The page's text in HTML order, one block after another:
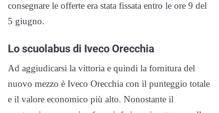
consegnare le offerte era stata fissata entro le ore 9 del
5 giugno.
Lo scuolabus di Iveco Orecchia
Ad aggiudicarsi la vittoria e quindi la fornitura del
nuovo mezzo è Iveco Orecchia con il punteggio totale
e il valore economico più alto. Nonostante il